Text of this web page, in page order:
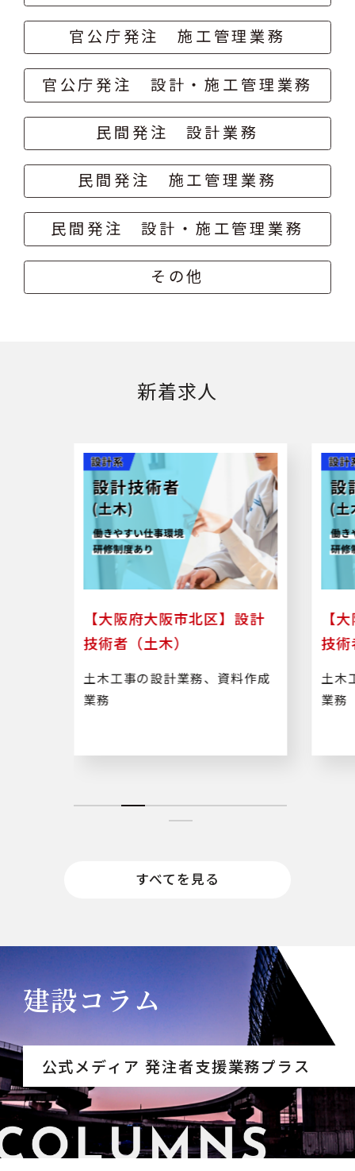
官公庁発注 施工管理業務
官公庁発注 設計・施工管理業務
民間発注 設計業務
民間発注 施工管理業務
民間発注 設計・施工管理業務
その他
新着求人
【大阪府大阪市北区】設計
技術者（土木）
土木工事の設計業務、資料作成
業務
すべてを見る
建設コラム
公式メディア 発注者支援業務プラス